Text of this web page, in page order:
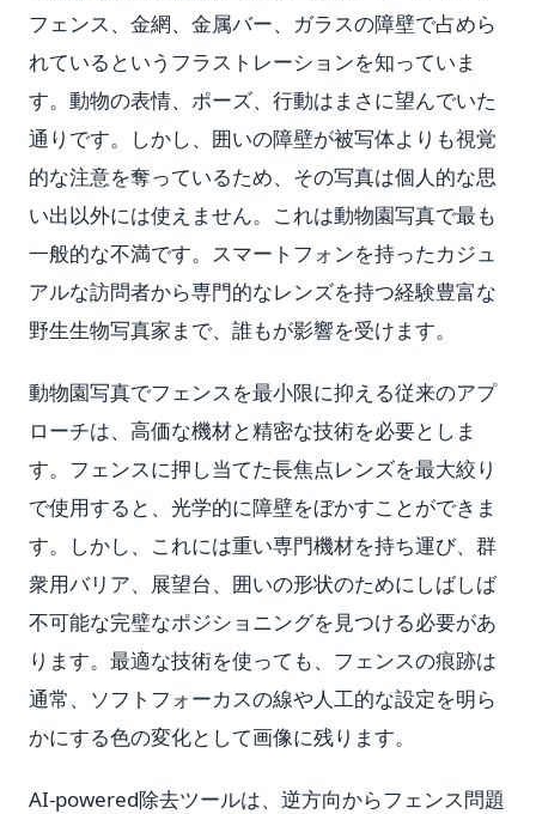
フェンス、金網、金属バー、ガラスの障壁で占めら
れているというフラストレーションを知っていま
す。動物の表情、ポーズ、行動はまさに望んでいた
通りです。しかし、囲いの障壁が被写体よりも視覚
的な注意を奪っているため、その写真は個人的な思
い出以外には使えません。これは動物園写真で最も
一般的な不満です。スマートフォンを持ったカジュ
アルな訪問者から専門的なレンズを持つ経験豊富な
野生生物写真家まで、誰もが影響を受けます。
動物園写真でフェンスを最小限に抑える従来のアプ
ローチは、高価な機材と精密な技術を必要としま
す。フェンスに押し当てた長焦点レンズを最大絞り
で使用すると、光学的に障壁をぼかすことができま
す。しかし、これには重い専門機材を持ち運び、群
衆用バリア、展望台、囲いの形状のためにしばしば
不可能な完璧なポジショニングを見つける必要があ
ります。最適な技術を使っても、フェンスの痕跡は
通常、ソフトフォーカスの線や人工的な設定を明ら
かにする色の変化として画像に残ります。
AI-powered除去ツールは、逆方向からフェンス問題